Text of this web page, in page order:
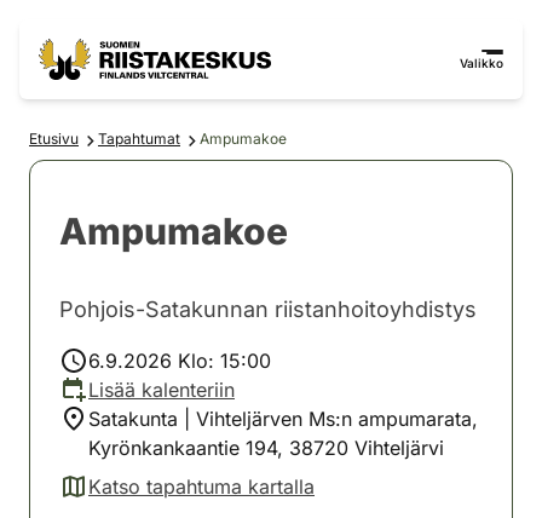
Valikko
Etusivu Tapahtumat Ampumakoe
Ampumakoe
Pohjois-Satakunnan riistanhoitoyhdistys
6.9.2026 Klo: 15:00
Lisää kalenteriin
Satakunta | Vihteljärven Ms:n ampumarata,
Kyrönkankaantie 194, 38720 Vihteljärvi
Katso tapahtuma kartalla
(avautuu uuteen välilehteen)